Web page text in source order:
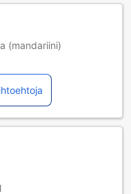
(mandariini)